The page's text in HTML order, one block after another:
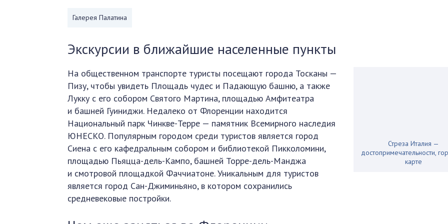
Галерея Палатина
Экскурсии в ближайшие населенные пункты
Стреза Италия —
достопримечательности,
карте
На общественном транспорте туристы посещают города Тосканы —
Пизу, чтобы увидеть Площадь чудес и Падающую башню, а также
Лукку с его собором Святого Мартина, площадью Амфитеатра
и башней Гуиниджи. Недалеко от Флоренции находится
Национальный парк Чинкве-Терре — памятник Всемирного наследия
ЮНЕСКО. Популярным городом среди туристов является город
Сиена с его кафедральным собором и библиотекой Пикколомини,
площадью Пьяцца-дель-Кампо, башней Торре-дель-Манджа
и смотровой площадкой Фаччиатоне. Уникальным для туристов
является город Сан-Джиминьяно, в котором сохранились
средневековые постройки.